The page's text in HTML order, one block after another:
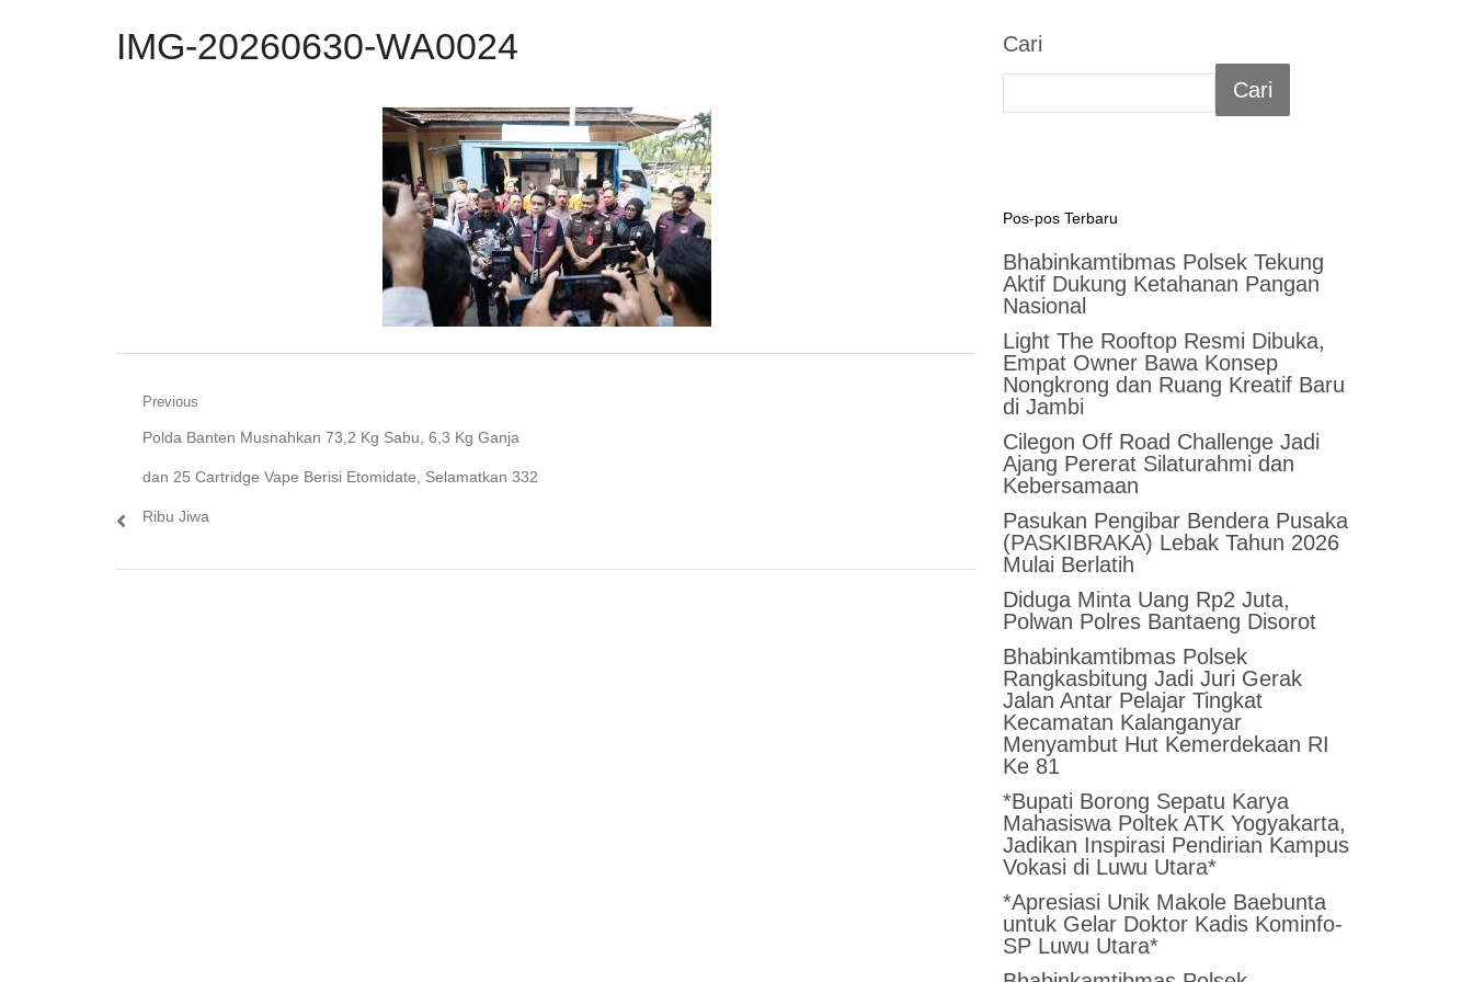
IMG-20260630-WA0024
Navigasi
pos
Previous
Previous
post:
Polda Banten Musnahkan 73,2 Kg Sabu, 6,3 Kg Ganja
dan 25 Cartridge Vape Berisi Etomidate, Selamatkan 332
Ribu Jiwa
Cari
Cari
Pos-pos Terbaru
Bhabinkamtibmas Polsek Tekung
Aktif Dukung Ketahanan Pangan
Nasional
Light The Rooftop Resmi Dibuka,
Empat Owner Bawa Konsep
Nongkrong dan Ruang Kreatif Baru
di Jambi
Cilegon Off Road Challenge Jadi
Ajang Pererat Silaturahmi dan
Kebersamaan
Pasukan Pengibar Bendera Pusaka
(PASKIBRAKA) Lebak Tahun 2026
Mulai Berlatih
Diduga Minta Uang Rp2 Juta,
Polwan Polres Bantaeng Disorot
Bhabinkamtibmas Polsek
Rangkasbitung Jadi Juri Gerak
Jalan Antar Pelajar Tingkat
Kecamatan Kalanganyar
Menyambut Hut Kemerdekaan RI
Ke 81
*Bupati Borong Sepatu Karya
Mahasiswa Poltek ATK Yogyakarta,
Jadikan Inspirasi Pendirian Kampus
Vokasi di Luwu Utara*
*Apresiasi Unik Makole Baebunta
untuk Gelar Doktor Kadis Kominfo-
SP Luwu Utara*